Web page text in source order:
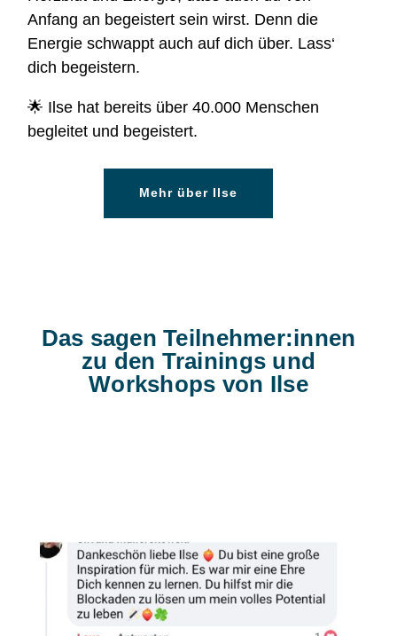
Anfang an begeistert sein wirst. Denn die
Energie schwappt auch auf dich über. Lass‘
dich begeistern.
🌟 Ilse hat bereits über 40.000 Menschen
begleitet und begeistert.
Mehr über Ilse
Das sagen Teilnehmer:innen
zu den Trainings und
Workshops von Ilse